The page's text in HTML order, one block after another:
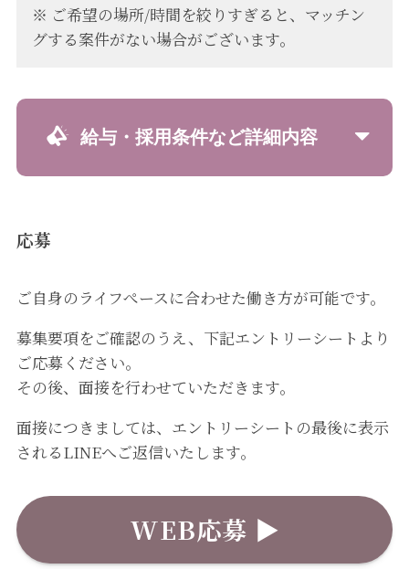
※ ご希望の場所/時間を絞りすぎると、マッチン
グする案件がない場合がございます。
給与・採用条件など詳細内容
応募
ご自身のライフぺースに合わせた働き方が可能です。
募集要項をご確認のうえ、下記エントリーシートより
ご応募ください。
その後、面接を行わせていただきます。
面接につきましては、エントリーシートの最後に表示
されるLINEへご返信いたします。
WEB応募 ▶︎